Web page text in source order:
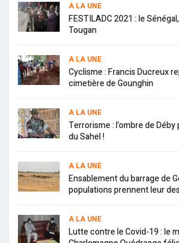
A LA UNE
FESTILADC 2021 : le
Tougan
A LA UNE
Cyclisme : Francis Ducreux
cimetière de Gounghin
A LA UNE
Terrorisme : l’ombre de
du Sahel !
A LA UNE
Ensablement du barrage de
populations prennent leur
A LA UNE
Lutte contre le Covid-19 : le